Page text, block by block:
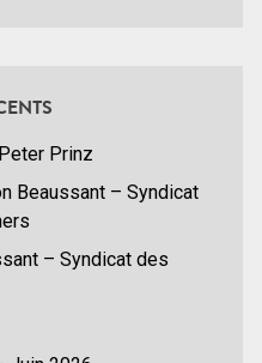
Prinz
Beaussant – Syndicat
– Syndicat des